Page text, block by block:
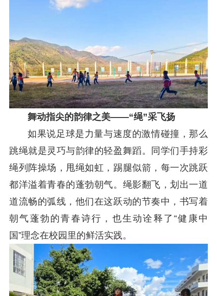
舞动指尖的韵律之美——“绳”采飞扬
如果说足球是力量与速度的激情碰撞，那么
跳绳就是灵巧与韵律的轻盈舞蹈。同学们手持彩
绳列阵操场，甩绳如虹，踢腿似箭，每一次跳跃
都洋溢着青春的蓬勃朝气。绳影翻飞，划出一道
道流畅的弧线，他们在这跃动的节奏中，书写着
朝气蓬勃的青春诗行，也生动诠释了“健康中
国”理念在校园里的鲜活实践。